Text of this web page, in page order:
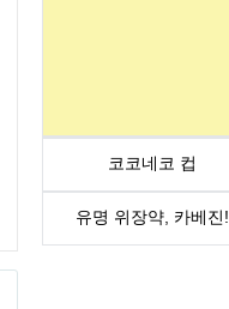
코코네코 컵
유명 위장약, 카베진!